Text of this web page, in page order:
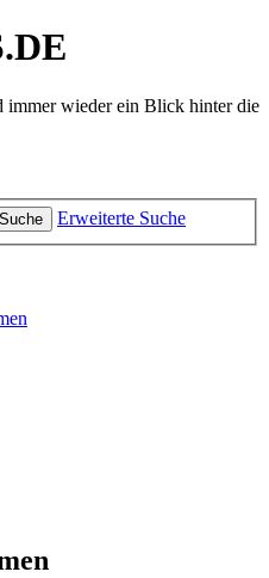
wieder ein Blick hinter die
Suche Erweiterte Suche